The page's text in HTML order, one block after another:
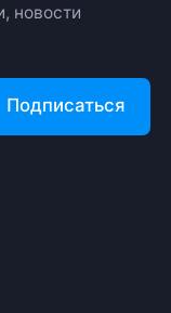
новости
Подписаться